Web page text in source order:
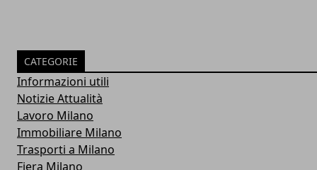
CATEGORIE
Informazioni utili
Notizie Attualità
Lavoro Milano
Immobiliare Milano
Trasporti a Milano
Fiera Milano